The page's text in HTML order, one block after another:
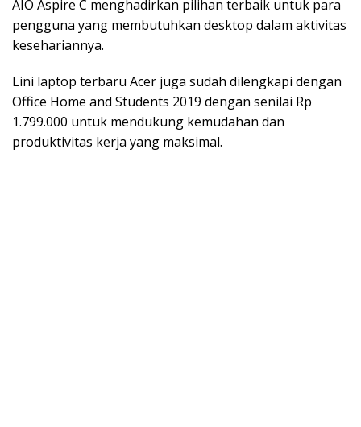
AIO Aspire C menghadirkan pilihan terbaik untuk para
pengguna yang membutuhkan desktop dalam aktivitas
kesehariannya.
Lini laptop terbaru Acer juga sudah dilengkapi dengan
Office Home and Students 2019 dengan senilai Rp
1.799.000 untuk mendukung kemudahan dan
produktivitas kerja yang maksimal.